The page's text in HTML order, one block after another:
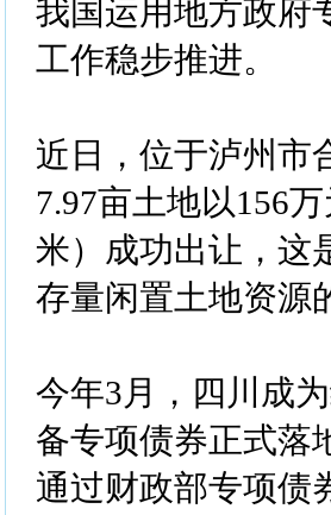
我国运用地方政府
工作稳步推进。
近日，位于泸州市
7.97亩土地以156
米）成功出让，这
存量闲置土地资源
今年3月，四川成
备专项债券正式落
通过财政部专项债